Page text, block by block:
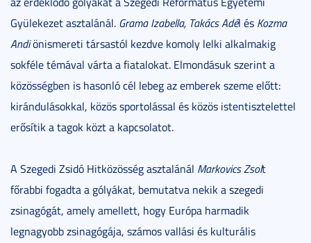
Gyülekezet asztalánál. Grama Izabella, Takács Adél és Kozma
Andiönismereti társastól kezdve komoly lelki alkalmakig
sokféle témával várta a fiatalokat. Elmondásuk szerint a
közösségben is hasonló cél lebeg az emberek szeme előtt:
kirándulásokkal, közös sportolással és közös istentisztelettel
erősítik a tagok közt a kapcsolatot.
A Szegedi Zsidó Hitközösség asztalánál Markovics Zsolt
főrabbi fogadta a gólyákat, bemutatva nekik a szegedi
zsinagógát, amely amellett, hogy Európa harmadik
legnagyobb zsinagógája, számos vallási és kulturális